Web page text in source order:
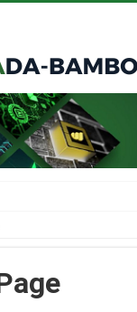
Cardano cho việc
2025